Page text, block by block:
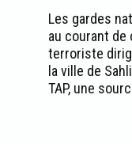
Les gardes
au courant de
terroriste
la ville de
TAP, une